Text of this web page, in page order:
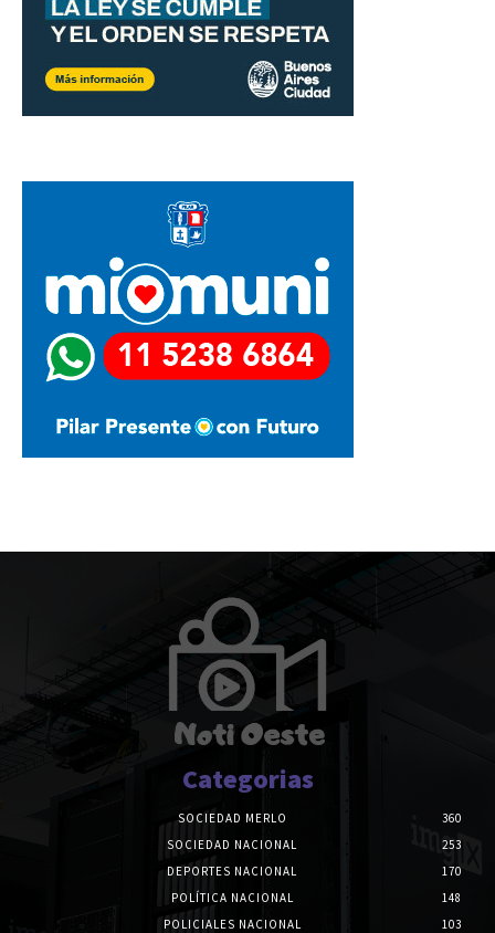
Categorias
SOCIEDAD MERLO
360
SOCIEDAD NACIONAL
253
DEPORTES NACIONAL
170
POLÍTICA NACIONAL
148
POLICIALES NACIONAL
103